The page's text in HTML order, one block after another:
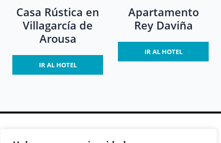
Casa Rústica en
Villagarcía de
Arousa
IR AL HOTEL
Apartamento
Rey Daviña
IR AL HOTEL